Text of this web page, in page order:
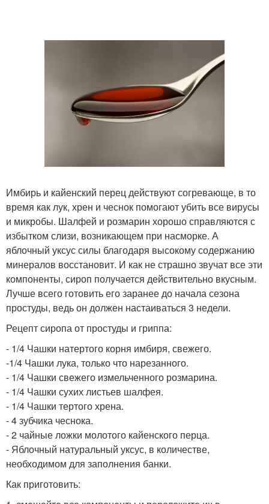
Имбирь и кайенский перец действуют согревающе, в то
время как лук, хрен и чеснок помогают убить все вирусы
и микробы. Шалфей и розмарин хорошо справляются с
избытком слизи, возникающем при насморке. А
яблочный уксус силы благодаря высокому содержанию
минералов восстановит. И как не страшно звучат все эти
компоненты, сироп получается действительно вкусным.
Лучше всего готовить его заранее до начала сезона
простуды, ведь он должен настаиваться 3 недели.
Рецепт сиропа от простуды и гриппа:
- 1/4 Чашки натертого корня имбиря, свежего.
-1/4 Чашки лука, только что нарезанного.
- 1/4 Чашки свежего измельченного розмарина.
- 1/4 Чашки сухих листьев шалфея.
- 1/4 Чашки тертого хрена.
- 4 зубчика чеснока.
- 2 чайные ложки молотого кайенского перца.
- Яблочный натуральный уксус, в количестве,
необходимом для заполнения банки.
Как приготовить: